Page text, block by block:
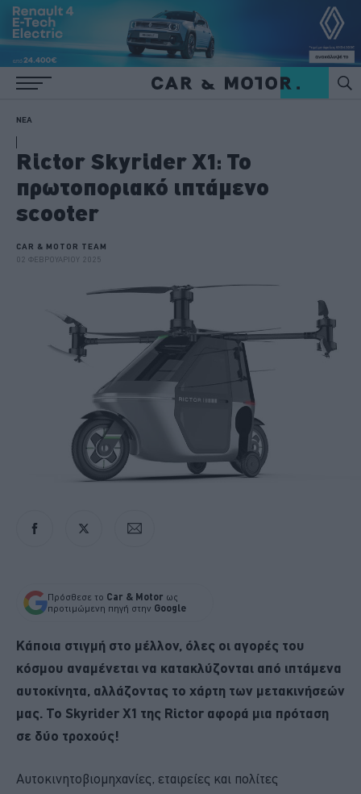
ΝΕΑ
Rictor Skyrider X1: Το
πρωτοποριακό ιπτάμενο
scooter
CAR & MOTOR TEAM
02 ΦΕΒΡΟΥΑΡΙΟΥ 2025
Πρόσθεσε το Car & Motor ως
προτιμώμενη πηγή στην Google
Κάποια στιγμή στο μέλλον, όλες οι αγορές του
κόσμου αναμένεται να κατακλύζονται από ιπτάμενα
αυτοκίνητα, αλλάζοντας το χάρτη των μετακινήσεών
μας. To Skyrider X1 της Rictor αφορά μια πρόταση
σε δύο τροχούς!
Αυτοκινητοβιομηχανίες, εταιρείες και πολίτες